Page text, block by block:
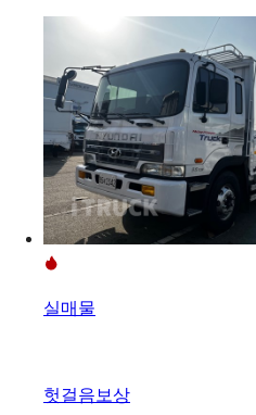
실매물
헛걸음보상